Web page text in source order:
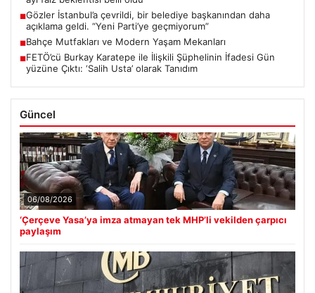
■Gözler İstanbul’a çevrildi, bir belediye başkanından daha
açıklama geldi. “Yeni Parti’ye geçmiyorum”
■Bahçe Mutfakları ve Modern Yaşam Mekanları
■FETÖ’cü Burkay Karatepe ile İlişkili Şüphelinin İfadesi Gün
yüzüne Çıktı: ‘Salih Usta’ olarak Tanıdım
Güncel
06/08/2026
‘Çerçeve Yasa’ya imza atmayan tek MHP’li vekilden çarpıcı
paylaşım